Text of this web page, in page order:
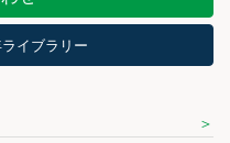
イブラリー